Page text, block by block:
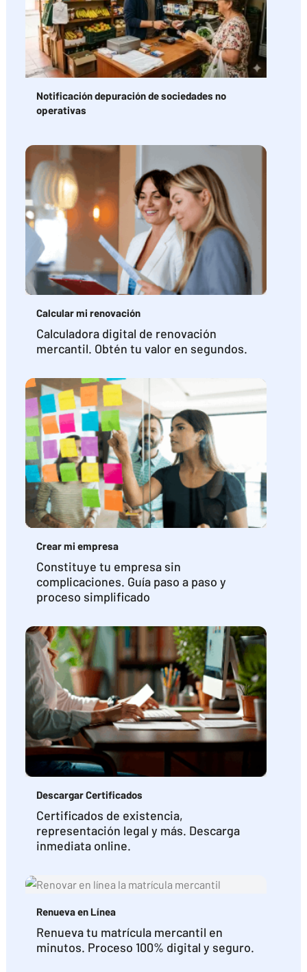
Notificación depuración de sociedades no
operativas
Calcular mi renovación
Calculadora digital de renovación
mercantil. Obtén tu valor en segundos.
Crear mi empresa
Constituye tu empresa sin
complicaciones. Guía paso a paso y
proceso simplificado
Descargar Certificados
Certificados de existencia,
representación legal y más. Descarga
inmediata online.
Renueva en Línea
Renueva tu matrícula mercantil en
minutos. Proceso 100% digital y seguro.